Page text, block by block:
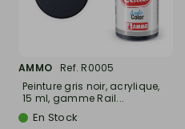
AMMO
Ref. R0005
Peinture gris noir, acrylique,
15 ml, gamme Rail...
En Stock